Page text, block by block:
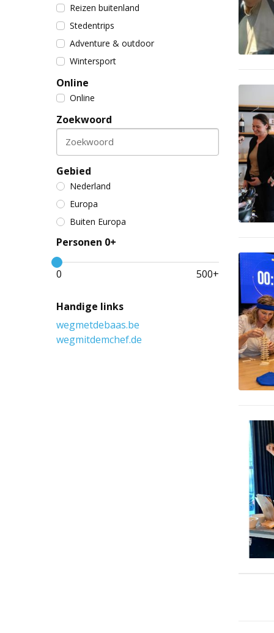
Reizen buitenland
Stedentrips
Adventure & outdoor
Wintersport
Online
Online
Zoekwoord
Zoekwoord
Gebied
Nederland
Europa
Buiten Europa
Personen 0+
0 500+
Handige links
wegmetdebaas.be
wegmitdemchef.de